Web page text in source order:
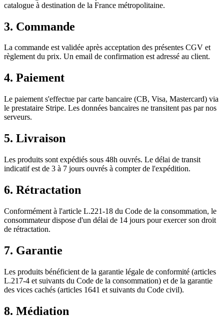
catalogue à destination de la France métropolitaine.
3. Commande
La commande est validée après acceptation des présentes CGV et
règlement du prix. Un email de confirmation est adressé au client.
4. Paiement
Le paiement s'effectue par carte bancaire (CB, Visa, Mastercard) via
le prestataire Stripe. Les données bancaires ne transitent pas par nos
serveurs.
5. Livraison
Les produits sont expédiés sous 48h ouvrés. Le délai de transit
indicatif est de 3 à 7 jours ouvrés à compter de l'expédition.
6. Rétractation
Conformément à l'article L.221-18 du Code de la consommation, le
consommateur dispose d'un délai de 14 jours pour exercer son droit
de rétractation.
7. Garantie
Les produits bénéficient de la garantie légale de conformité (articles
L.217-4 et suivants du Code de la consommation) et de la garantie
des vices cachés (articles 1641 et suivants du Code civil).
8. Médiation